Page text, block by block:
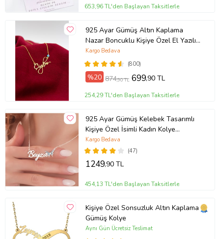
653,96 TL'den Başlayan Taksitlerle
925 Ayar Gümüş Altın Kaplama
Nazar Boncuklu Kişiye Özel El Yazılı
Kolye (Sarı)
(800)
Kargo Bedava
%20 874,90 TL 699,90 TL
254,29 TL'den Başlayan Taksitlerle
925 Ayar Gümüş Kelebek Tasarımlı
Kişiye Özel İsimli Kadın Kolye
Anneye Hediye,Sevgiliye
Hediye,Arkadaşa Hediye,Doğum
Günü Hediyesi,Eşe Hediye
(47)
Kargo Bedava
1249,90 TL
454,13 TL'den Başlayan Taksitlerle
Kişiye Özel Sonsuzluk Altın Kaplama
Gümüş Kolye
Aynı Gün Ücretsiz Teslimat